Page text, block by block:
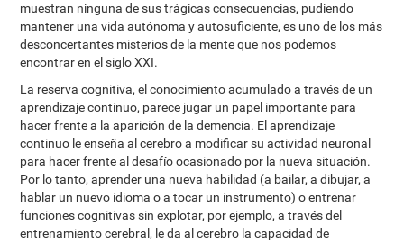
muestran ninguna de sus trágicas consecuencias, pudiendo
mantener una vida autónoma y autosuficiente, es uno de los más
desconcertantes misterios de la mente que nos podemos
encontrar en el siglo XXI.
La reserva cognitiva, el conocimiento acumulado a través de un
aprendizaje continuo, parece jugar un papel importante para
hacer frente a la aparición de la demencia. El aprendizaje
continuo le enseña al cerebro a modificar su actividad neuronal
para hacer frente al desafío ocasionado por la nueva situación.
Por lo tanto, aprender una nueva habilidad (a bailar, a dibujar, a
hablar un nuevo idioma o a tocar un instrumento) o entrenar
funciones cognitivas sin explotar, por ejemplo, a través del
entrenamiento cerebral, le da al cerebro la capacidad de